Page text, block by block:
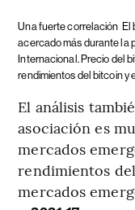
Una fuerte correlación El
acercado más durante la
Internacional. Precio del
rendimientos del bitcoin y
El análisis
asociación es
mercados
rendimientos
mercados